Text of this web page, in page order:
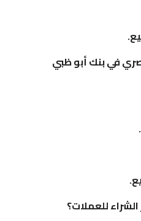
في بنك أبو ظبي
للعملات؟